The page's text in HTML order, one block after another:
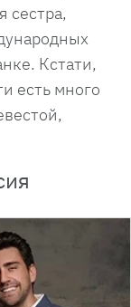
сестра,
Кстати,
есть много